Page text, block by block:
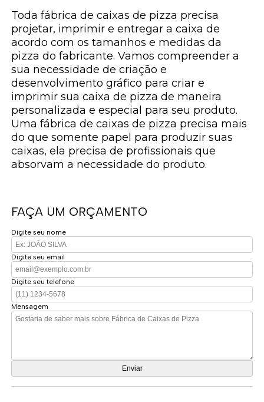
Toda fábrica de caixas de pizza precisa
projetar, imprimir e entregar a caixa de
acordo com os tamanhos e medidas da
pizza do fabricante. Vamos compreender a
sua necessidade de criação e
desenvolvimento gráfico para criar e
imprimir sua caixa de pizza de maneira
personalizada e especial para seu produto.
Uma fábrica de caixas de pizza precisa mais
do que somente papel para produzir suas
caixas, ela precisa de profissionais que
absorvam a necessidade do produto.
FAÇA UM ORÇAMENTO
Digite seu nome
Digite seu email
Digite seu telefone
Mensagem